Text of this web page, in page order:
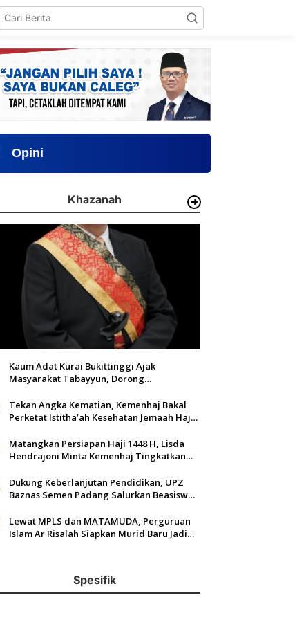
Opini
Khazanah
Kaum Adat Kurai Bukittinggi Ajak
Masyarakat Tabayyun, Dorong
Ulayat
Tekan Angka Kematian, Kemenhaj Bakal
Perketat Istitha’ah Kesehatan Jemaah Haji
Matangkan Persiapan Haji 1448 H, Lisda
Hendrajoni Minta Kemenhaj Tingkatkan
Dukung Keberlanjutan Pendidikan, UPZ
Baznas Semen Padang Salurkan Beasiswa
Lewat MPLS dan MATAMUDA, Perguruan
Islam Ar Risalah Siapkan Murid Baru Jadi
Spesifik